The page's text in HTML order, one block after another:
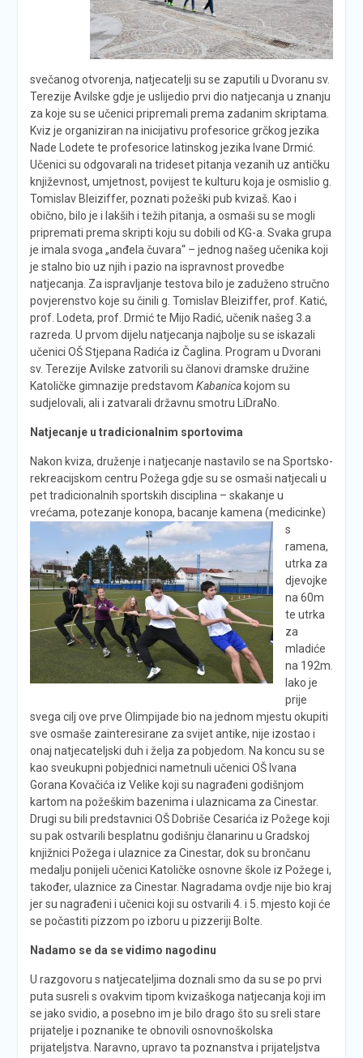
svečanog otvorenja, natjecatelji su se zaputili u Dvoranu sv.
Terezije Avilske gdje je uslijedio prvi dio natjecanja u znanju
za koje su se učenici pripremali prema zadanim skriptama.
Kviz je organiziran na inicijativu profesorice grčkog jezika
Nade Lodete te profesorice latinskog jezika Ivane Drmić.
Učenici su odgovarali na trideset pitanja vezanih uz antičku
književnost, umjetnost, povijest te kulturu koja je osmislio g.
Tomislav Bleiziffer, poznati požeški pub kvizaš. Kao i
obično, bilo je i lakših i težih pitanja, a osmaši su se mogli
pripremati prema skripti koju su dobili od KG-a. Svaka grupa
je imala svoga „anđela čuvara“ – jednog našeg učenika koji
je stalno bio uz njih i pazio na ispravnost provedbe
natjecanja. Za ispravljanje testova bilo je zaduženo stručno
povjerenstvo koje su činili g. Tomislav Bleiziffer, prof. Katić,
prof. Lodeta, prof. Drmić te Mijo Radić, učenik našeg 3.a
razreda. U prvom dijelu natjecanja najbolje su se iskazali
učenici OŠ Stjepana Radića iz Čaglina. Program u Dvorani
sv. Terezije Avilske zatvorili su članovi dramske družine
Katoličke gimnazije predstavom Kabanica kojom su
sudjelovali, ali i zatvarali državnu smotru LiDraNo.
Natjecanje u tradicionalnim sportovima
Nakon kviza, druženje i natjecanje nastavilo se na Sportsko-
rekreacijskom centru Požega gdje su se osmaši natjecali u
pet tradicionalnih sportskih disciplina – skakanje u
vrećama, potezanje konopa, bacanje kamena (medicinke)
s
ramena,
utrka za
djevojke
na 60m
te utrka
za
mladiće
na 192m.
Iako je
prije
svega cilj ove prve Olimpijade bio na jednom mjestu okupiti
sve osmaše zainteresirane za svijet antike, nije izostao i
onaj natjecateljski duh i želja za pobjedom. Na koncu su se
kao sveukupni pobjednici nametnuli učenici OŠ Ivana
Gorana Kovačića iz Velike koji su nagrađeni godišnjom
kartom na požeškim bazenima i ulaznicama za Cinestar.
Drugi su bili predstavnici OŠ Dobriše Cesarića iz Požege koji
su pak ostvarili besplatnu godišnju članarinu u Gradskoj
knjižnici Požega i ulaznice za Cinestar, dok su brončanu
medalju ponijeli učenici Katoličke osnovne škole iz Požege i,
također, ulaznice za Cinestar. Nagradama ovdje nije bio kraj
jer su nagrađeni i učenici koji su ostvarili 4. i 5. mjesto koji će
se počastiti pizzom po izboru u pizzeriji Bolte.
Nadamo se da se vidimo nagodinu
U razgovoru s natjecateljima doznali smo da su se po prvi
puta susreli s ovakvim tipom kvizaškoga natjecanja koji im
se jako svidio, a posebno im je bilo drago što su sreli stare
prijatelje i poznanike te obnovili osnovnoškolska
prijateljstva. Naravno, upravo ta poznanstva i prijateljstva